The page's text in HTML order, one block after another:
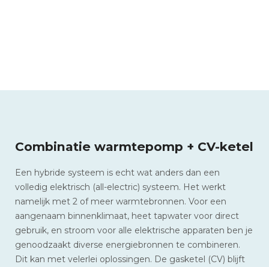
Combinatie warmtepomp + CV-ketel
Een hybride systeem is echt wat anders dan een
volledig elektrisch (all-electric) systeem. Het werkt
namelijk met 2 of meer warmtebronnen. Voor een
aangenaam binnenklimaat, heet tapwater voor direct
gebruik, en stroom voor alle elektrische apparaten ben je
genoodzaakt diverse energiebronnen te combineren.
Dit kan met velerlei oplossingen. De gasketel (CV) blijft